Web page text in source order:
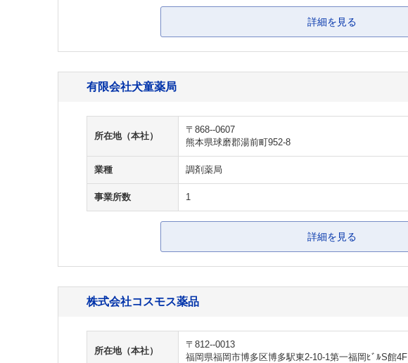
詳細を見る
有限会社犬童薬局
所在地（本社）
〒868--0607
熊本県球磨郡湯前町952-8
業種 調剤薬局
事業所数 1
詳細を見る
株式会社コスモス薬品
所在地（本社）
〒812--0013
福岡県福岡市博多区博多駅東2-10-1第一福岡ﾋﾞﾙS館4F